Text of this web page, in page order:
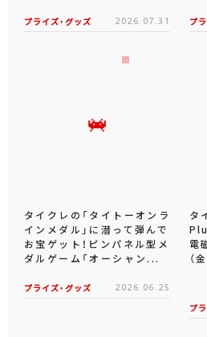
プライズ・グッズ 2026.07.31 プ
タイクレの「タイトーオンラ
インメダル」に潜って弾んで
お宝ゲット！ピンパネル型メ
ダルゲーム「オーシャン...
プライズ・グッズ 2026.06.25
タ
電
（
プ